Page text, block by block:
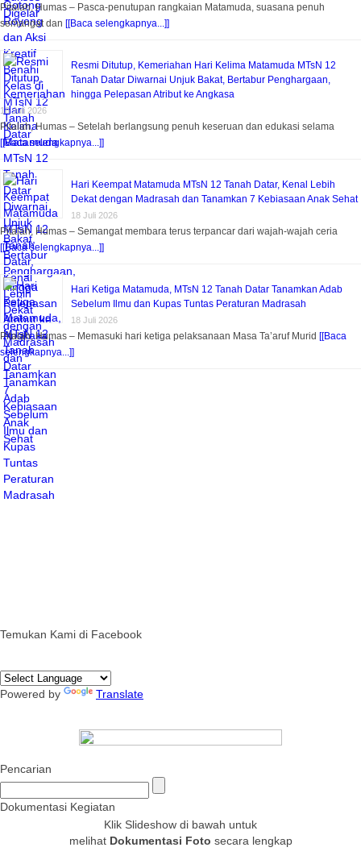
Pitalah, Humas – Pasca-penutupan rangkaian Matamuda, suasana penuh
semangat dan [[Baca selengkapnya...]]
Resmi Ditutup, Kemeriahan Hari Kelima Matamuda MTsN 12
Tanah Datar Diwarnai Unjuk Bakat, Bertabur Penghargaan,
hingga Pelepasan Atribut ke Angkasa
18 Juli 2026
Pitalah, Humas – Setelah berlangsung penuh keseruan dan edukasi selama
[[Baca selengkapnya...]]
Hari Keempat Matamuda MTsN 12 Tanah Datar, Kenal Lebih
Dekat dengan Madrasah dan Tanamkan 7 Kebiasaan Anak Sehat
18 Juli 2026
Pitalah, Humas – Semangat membara terus terpancar dari wajah-wajah ceria
[[Baca selengkapnya...]]
Hari Ketiga Matamuda, MTsN 12 Tanah Datar Tanamkan Adab
Sebelum Ilmu dan Kupas Tuntas Peraturan Madrasah
18 Juli 2026
Pitalah, Humas – Memasuki hari ketiga pelaksanaan Masa Ta’aruf Murid [[Baca
selengkapnya...]]
Temukan Kami di Facebook
Powered by Translate
Pencarian
Dokumentasi Kegiatan
Klik Slideshow di bawah untuk
melihat Dokumentasi Foto secara lengkap